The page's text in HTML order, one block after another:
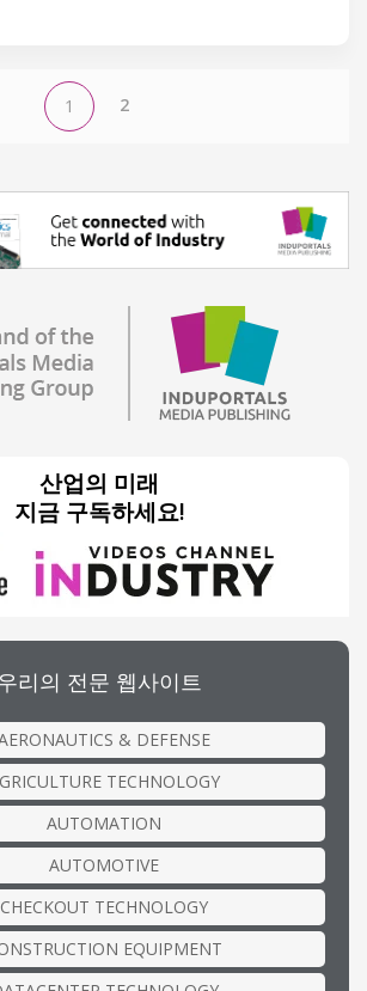
1 2
산업의 미래
지금 구독하세요!
리의 전문 웹사이트
& DEFENSE
TECHNOLOGY
AUTOMATION
AUTOMOTIVE
CHECKOUT TECHNOLOGY
EQUIPMENT